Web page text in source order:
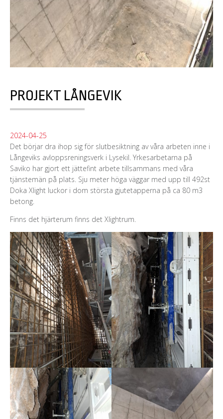
PROJEKT LÅNGEVIK
2024-04-25
Det börjar dra ihop sig för slutbesiktning av våra arbeten inne i
Långeviks avloppsreningsverk i Lysekil. Yrkesarbetarna på
Saviko har gjort ett jättefint arbete tillsammans med våra
tjänstemän på plats. Sju meter höga väggar med upp till 492st
Doka Xlight luckor i dom största gjutetapperna på ca 80 m3
betong.
Finns det hjärterum finns det Xlightrum.